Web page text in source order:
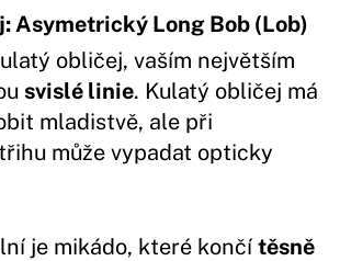
Asymetrický Long Bob (Lob)
obličej, vaším největším
svislé linie. Kulatý obličej má
mladistvě, ale při
může vypadat opticky
je mikádo, které končítěsně